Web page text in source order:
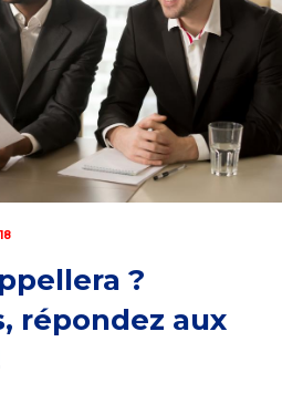
?
répondez aux